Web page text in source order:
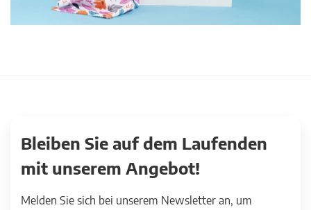
Bleiben Sie auf dem Laufenden
mit unserem Angebot!
Melden Sie sich bei unserem Newsletter an, um